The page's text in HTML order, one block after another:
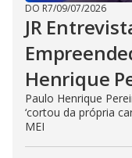
DO R7/09/07/2026
JR
Henrique
Paulo Henrique
‘cortou da própria
MEI